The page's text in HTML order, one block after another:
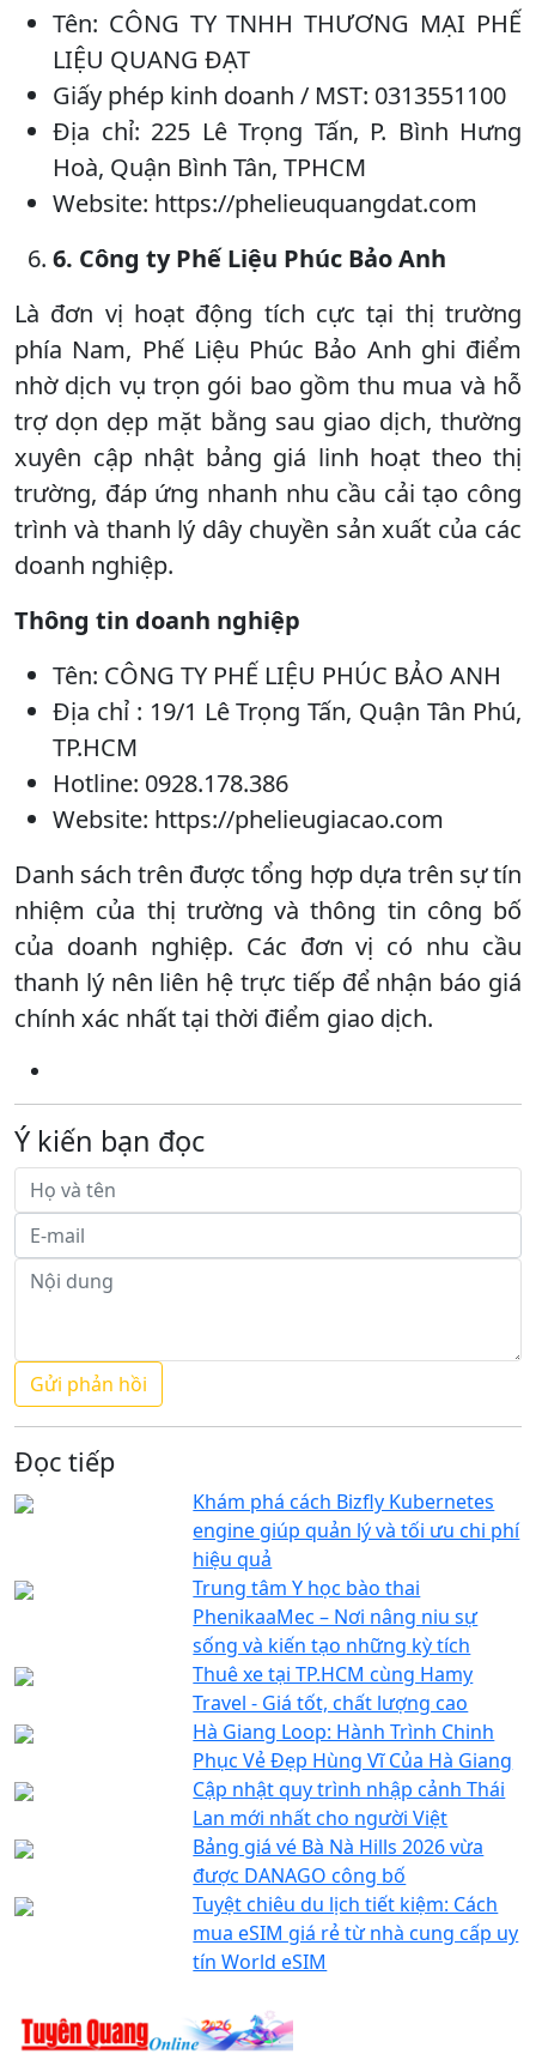
Tên: CÔNG TY TNHH THƯƠNG MẠI PHẾ
LIỆU QUANG ĐẠT
Giấy phép kinh doanh / MST: 0313551100
Địa chỉ: 225 Lê Trọng Tấn, P. Bình Hưng
Hoà, Quận Bình Tân, TPHCM
Website: https://phelieuquangdat.com
6. Công ty Phế Liệu Phúc Bảo Anh
Là đơn vị hoạt động tích cực tại thị trường
phía Nam, Phế Liệu Phúc Bảo Anh ghi điểm
nhờ dịch vụ trọn gói bao gồm thu mua và hỗ
trợ dọn dẹp mặt bằng sau giao dịch, thường
xuyên cập nhật bảng giá linh hoạt theo thị
trường, đáp ứng nhanh nhu cầu cải tạo công
trình và thanh lý dây chuyền sản xuất của các
doanh nghiệp.
Thông tin doanh nghiệp
Tên: CÔNG TY PHẾ LIỆU PHÚC BẢO ANH
Địa chỉ : 19/1 Lê Trọng Tấn, Quận Tân Phú,
TP.HCM
Hotline: 0928.178.386
Website: https://phelieugiacao.com
Danh sách trên được tổng hợp dựa trên sự tín
nhiệm của thị trường và thông tin công bố
của doanh nghiệp. Các đơn vị có nhu cầu
thanh lý nên liên hệ trực tiếp để nhận báo giá
chính xác nhất tại thời điểm giao dịch.
Ý kiến bạn đọc
Đọc tiếp
Khám phá cách Bizfly Kubernetes
engine giúp quản lý và tối ưu chi phí
hiệu quả
Trung tâm Y học bào thai
PhenikaaMec – Nơi nâng niu sự
sống và kiến tạo những kỳ tích
Thuê xe tại TP.HCM cùng Hamy
Travel - Giá tốt, chất lượng cao
Hà Giang Loop: Hành Trình Chinh
Phục Vẻ Đẹp Hùng Vĩ Của Hà Giang
Cập nhật quy trình nhập cảnh Thái
Lan mới nhất cho người Việt
Bảng giá vé Bà Nà Hills 2026 vừa
được DANAGO công bố
Tuyệt chiêu du lịch tiết kiệm: Cách
mua eSIM giá rẻ từ nhà cung cấp uy
tín World eSIM